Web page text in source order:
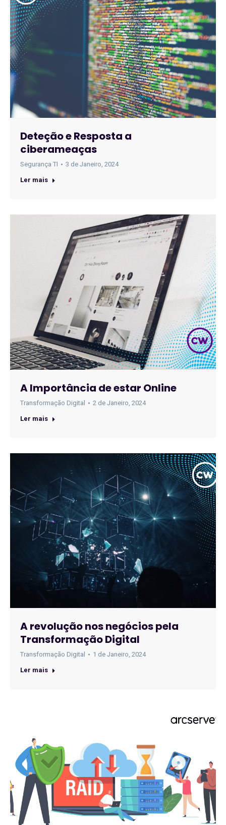
Deteção e Resposta a
ciberameaças
Segurança TI 3 de Janeiro, 2024
Ler mais
A Importância de estar Online
Transformação Digital 2 de Janeiro, 2024
Ler mais
A revolução nos negócios pela
Transformação Digital
Transformação Digital 1 de Janeiro, 2024
Ler mais